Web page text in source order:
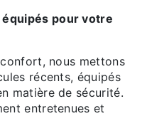
pour votre
nous mettons
récents, équipés
matière de sécurité.
entretenues et